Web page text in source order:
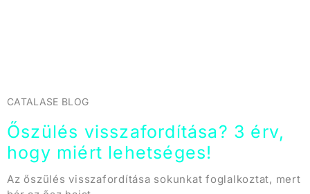
CATALASE BLOG
Őszülés visszafordítása? 3 érv,
hogy miért lehetséges!
Az őszülés visszafordítása sokunkat foglalkoztat, mert